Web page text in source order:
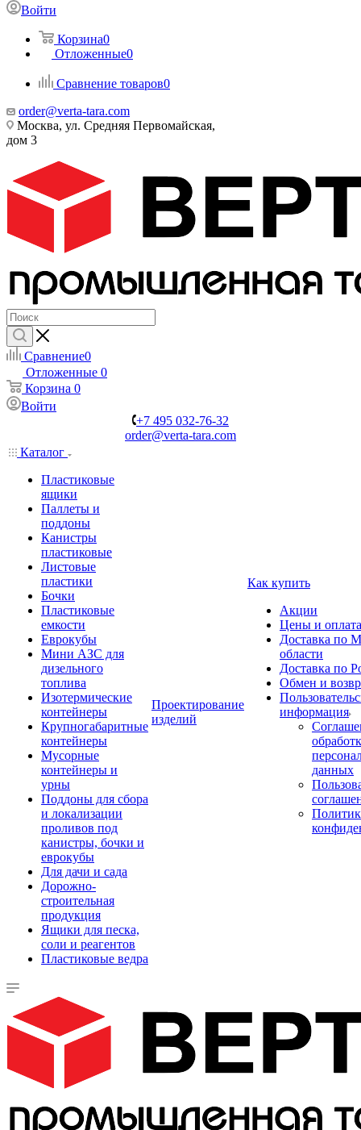
Войти
Корзина0
Отложенные0
Сравнение товаров0
order@verta-tara.com
Москва, ул. Средняя Первомайская,
дом 3
Сравнение0
Отложенные 0
Корзина 0
Войти
+7 495 032-76-32
order@verta-tara.com
Каталог
Пластиковые
ящики
Паллеты и
поддоны
Канистры
пластиковые
Листовые
пластики
Бочки
Пластиковые
емкости
Еврокубы
Мини АЗС для
дизельного
топлива
Изотермические
контейнеры
Крупногабаритные
контейнеры
Мусорные
контейнеры и
урны
Поддоны для сбора
и локализации
проливов под
канистры, бочки и
еврокубы
Для дачи и сада
Дорожно-
строительная
продукция
Ящики для песка,
соли и реагентов
Пластиковые ведра
Проектирование
изделий
Как купить
Акции
Цены и оплата
Доставка по
области
Доставка по
Обмен и
информация
данных